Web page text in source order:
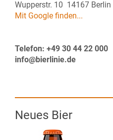
Wupperstr. 10 14167 Berlin
Mit Google finden...
Telefon: +49 30 44 22 000
info@bierlinie.de
Neues Bier